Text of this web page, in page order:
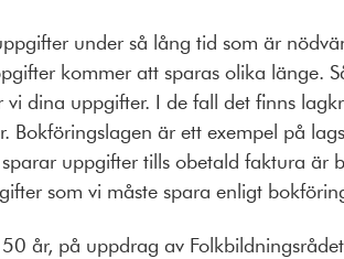
under så lång tid som är
kommer att sparas olika länge.
dina uppgifter. I de fall det finns
Bokföringslagen är ett exempel på
uppgifter tills obetald faktura är
som vi måste spara enligt
år, på uppdrag av